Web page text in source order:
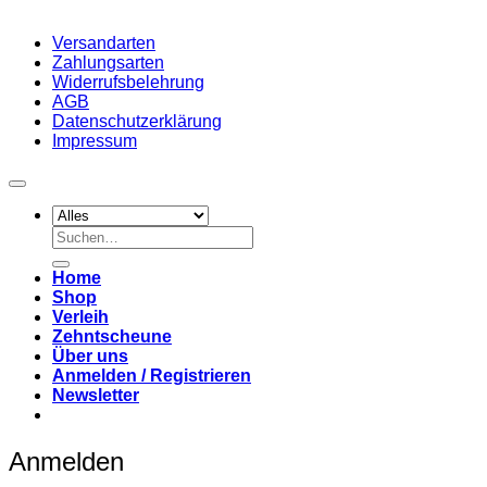
Versandarten
Zahlungsarten
Widerrufsbelehrung
AGB
Datenschutzerklärung
Impressum
Suchen
nach:
Home
Shop
Verleih
Zehntscheune
Über uns
Anmelden / Registrieren
Newsletter
Anmelden